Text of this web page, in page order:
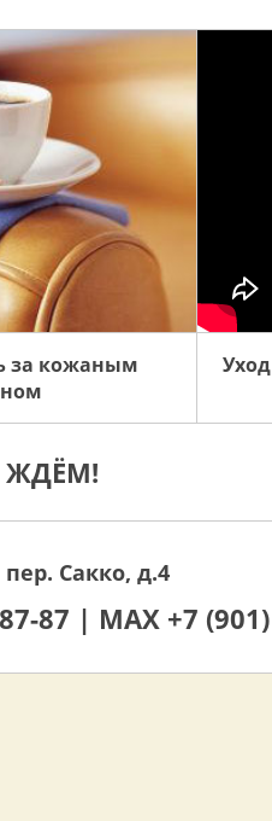
за кожаным
ЖДЁМ!
пер. Сакко, д.4
87 | MAX +7